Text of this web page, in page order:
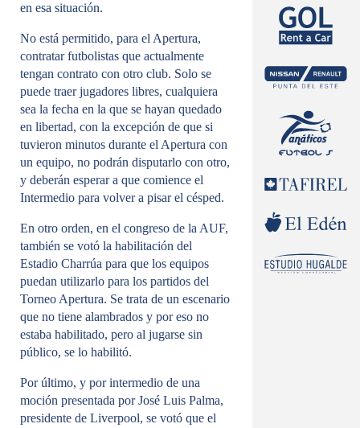
en esa situación.
No está permitido, para el Apertura,
contratar futbolistas que actualmente
tengan contrato con otro club. Solo se
puede traer jugadores libres, cualquiera
sea la fecha en la que se hayan quedado
en libertad, con la excepción de que si
tuvieron minutos durante el Apertura con
un equipo, no podrán disputarlo con otro,
y deberán esperar a que comience el
Intermedio para volver a pisar el césped.
En otro orden, en el congreso de la AUF,
también se votó la habilitación del
Estadio Charrúa para que los equipos
puedan utilizarlo para los partidos del
Torneo Apertura. Se trata de un escenario
que no tiene alambrados y por eso no
estaba habilitado, pero al jugarse sin
público, se lo habilitó.
Por último, y por intermedio de una
moción presentada por José Luis Palma,
presidente de Liverpool, se votó que el